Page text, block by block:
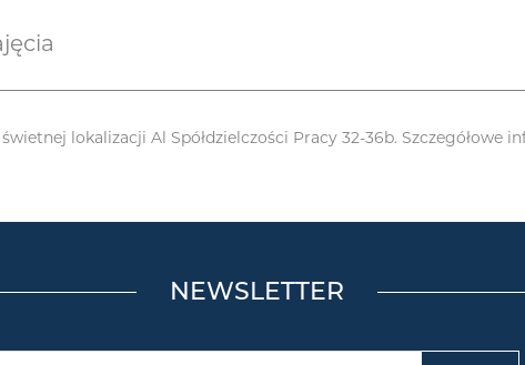
lokalizacji Al Spółdzielczości Pracy 32-36b.
NEWSLETTER